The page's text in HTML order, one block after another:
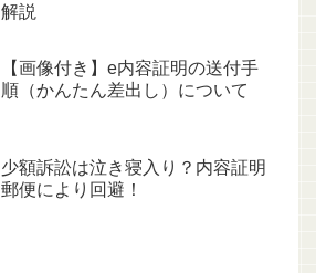
解説
【画像付き】e内容証明の送付手
順（かんたん差出し）について
少額訴訟は泣き寝入り？内容証明
郵便により回避！